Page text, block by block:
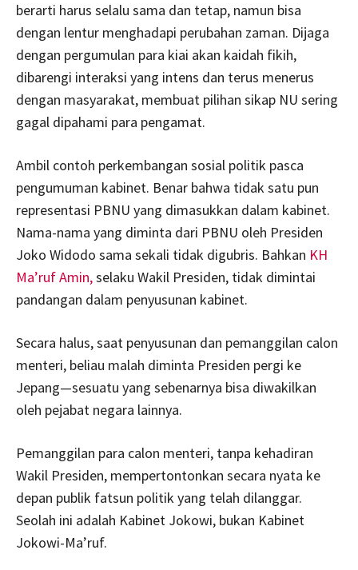
berarti harus selalu sama dan tetap, namun bisa
dengan lentur menghadapi perubahan zaman. Dijaga
dengan pergumulan para kiai akan kaidah fikih,
dibarengi interaksi yang intens dan terus menerus
dengan masyarakat, membuat pilihan sikap NU sering
gagal dipahami para pengamat.
Ambil contoh perkembangan sosial politik pasca
pengumuman kabinet. Benar bahwa tidak satu pun
representasi PBNU yang dimasukkan dalam kabinet.
Nama-nama yang diminta dari PBNU oleh Presiden
Joko Widodo sama sekali tidak digubris. Bahkan KH
Ma’ruf Amin,selaku Wakil Presiden, tidak dimintai
pandangan dalam penyusunan kabinet.
Secara halus, saat penyusunan dan pemanggilan calon
menteri, beliau malah diminta Presiden pergi ke
Jepang—sesuatu yang sebenarnya bisa diwakilkan
oleh pejabat negara lainnya.
Pemanggilan para calon menteri, tanpa kehadiran
Wakil Presiden, mempertontonkan secara nyata ke
depan publik fatsun politik yang telah dilanggar.
Seolah ini adalah Kabinet Jokowi, bukan Kabinet
Jokowi-Ma’ruf.